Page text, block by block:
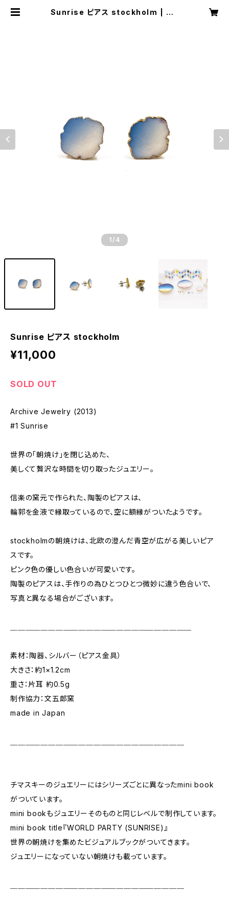
Sunrise ピアス stockholm | CH
1 /4
Sunrise ピアス stockholm
¥11,000
SOLD OUT
Archive Jewelry (2013)
#1 Sunrise
世界の「朝焼け」を閉じ込めた、
美しくて贅沢な時間を切り取ったジュエリー。
信楽の窯元で作られた、陶製のピアスは、
輪郭を金液で縁取っているので、空に額縁がついたようです。
stockholmの朝焼けは、北欧の澄んだ青空が広がる美しいピア
スです。
ピンク色の優しい色合いが可愛いです。
陶製のピアスは、手作りの為ひとつひとつ微妙に違う色合いで、
写真と異なる場合がございます。
素材：陶器、シルバー（ピアス金具）
大きさ：約1×1.2cm
重さ：片耳 約0.5g
制作協力：文五郎窯
made in Japan
チマスキーのジュエリーにはシリーズごとに異なったmini book
がついています。
mini bookもジュエリーそのものと同じレベルで制作しています。
mini book title『WORLD PARTY (SUNRISE)』
世界の朝焼けを集めたビジュアルブックがついてきます。
ジュエリーになっていない朝焼けも載っています。